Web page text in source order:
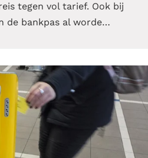
tegen vol tarief. Ook bij
de bankpas al worde…